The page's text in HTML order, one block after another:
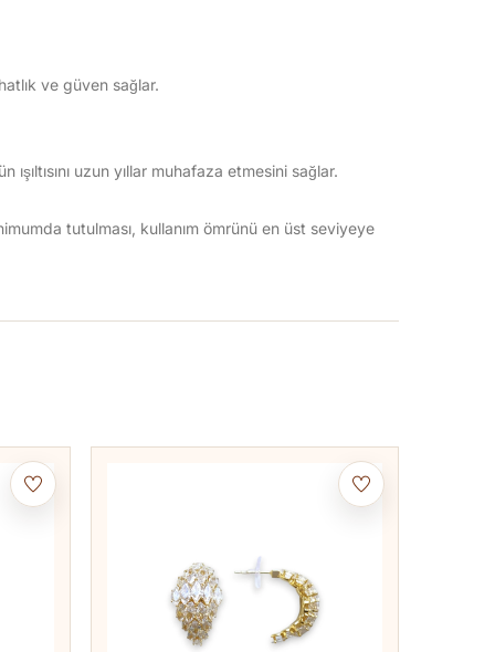
ve güven sağlar.
uzun yıllar muhafaza etmesini sağlar.
tutulması, kullanım ömrünü en üst seviyeye